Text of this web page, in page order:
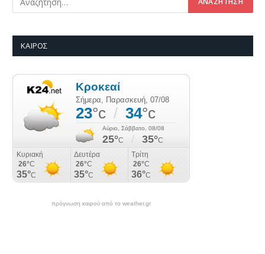
ΚΑΙΡΌΣ
πρόγνωση καιρού από το weather.gr